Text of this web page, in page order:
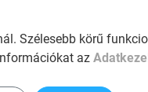
Szélesebb körű
az